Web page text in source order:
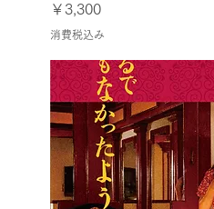
価格
￥3,300
消費税込み